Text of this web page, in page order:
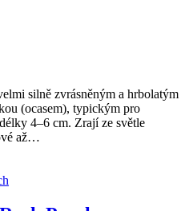
silně zvrásněným a hrbolatým
(ocasem), typickým pro
4–6 cm. Zrají ze světle
až…